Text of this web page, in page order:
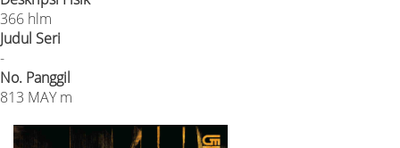
366 hlm
Judul Seri
-
No. Panggil
813 MAY m